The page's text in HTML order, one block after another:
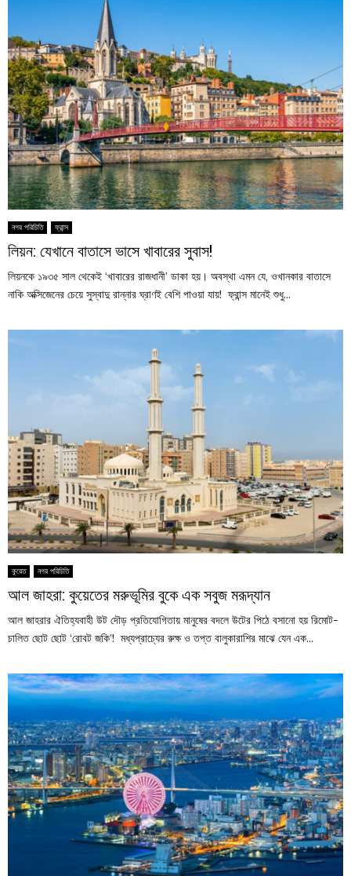
নগর পরিচিতি ফ্রান্স
লিয়ন: যেখানে বাতাসে ভাসে খাবারের সুবাস!
লিয়নকে ১৯৩৫ সাল থেকেই ‘খাবারের রাজধানী’ ডাকা হয়। অবস্থা এমন যে, ওখানকার বাতাসে
নাকি অক্সিজেনের চেয়ে সুস্বাদু রান্নার ঘ্রাণই বেশি পাওয়া যায়! ফ্রান্স মানেই শুধু...
কুয়েত নগর পরিচিতি
আল জাহরা: কুয়েতের মরুভূমির বুকে এক সবুজ মরূদ্যান
আল জাহরার ঐতিহ্যবাহী উট দৌড় প্রতিযোগিতায় মানুষের বদলে উটের পিঠে বসানো হয় রিমোট-
চালিত ছোট ছোট ‘রোবট জকি’! মধ্যপ্রাচ্যের রুক্ষ ও তপ্ত বালুকারাশির মাঝে যেন এক...